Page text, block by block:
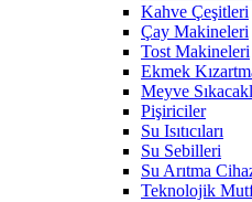
Kahve Çeşitleri
Çay Makineleri
Tost Makineleri
Ekmek
Meyve
Pişiriciler
Su Isıtıcıları
Su Sebilleri
Su Arıtma
Teknolojik